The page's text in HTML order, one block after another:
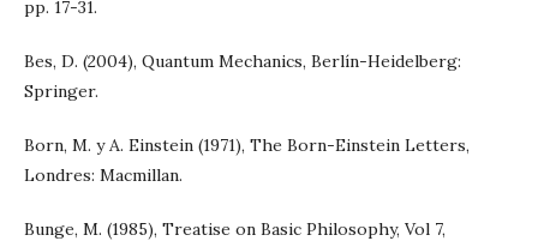
pp. 17-31.
Bes, D. (2004), Quantum Mechanics, Berlín-Heidelberg:
Springer.
Born, M. y A. Einstein (1971), The Born-Einstein Letters,
Londres: Macmillan.
Bunge, M. (1985), Treatise on Basic Philosophy, Vol 7,